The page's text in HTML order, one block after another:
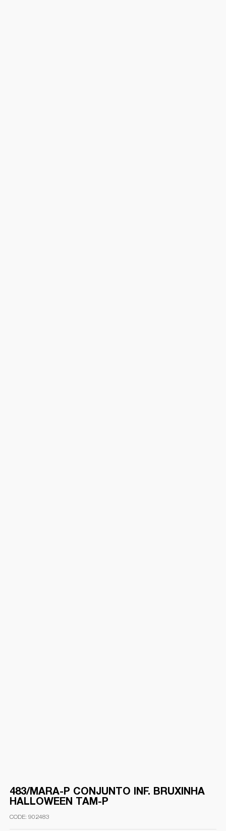
483/MARA-P CONJUNTO INF. BRUXINHA
HALLOWEEN TAM-P
902483